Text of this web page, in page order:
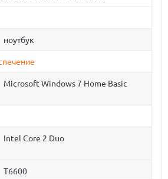
ноутбук
Microsoft Windows 7 Home Basic
Intel Core 2 Duo
T6600